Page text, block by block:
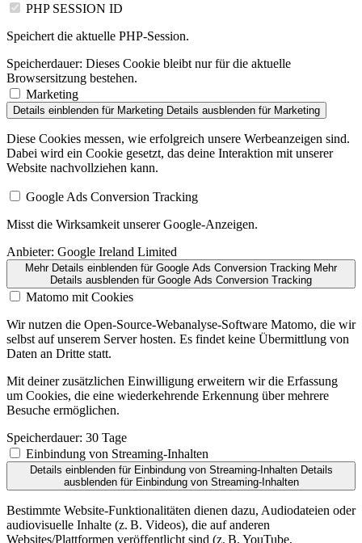
PHP SESSION ID
Speichert die aktuelle PHP-Session.
Speicherdauer: Dieses Cookie bleibt nur für die aktuelle
Browsersitzung bestehen.
Marketing
Details einblenden für Marketing Details ausblenden für Marketing
Diese Cookies messen, wie erfolgreich unsere Werbeanzeigen sind.
Dabei wird ein Cookie gesetzt, das deine Interaktion mit unserer
Website nachvollziehen kann.
Google Ads Conversion Tracking
Misst die Wirksamkeit unserer Google-Anzeigen.
Anbieter: Google Ireland Limited
Mehr Details einblenden für Google Ads Conversion Tracking Mehr
Details ausblenden für Google Ads Conversion Tracking
Matomo mit Cookies
Wir nutzen die Open-Source-Webanalyse-Software Matomo, die wir
selbst auf unserem Server hosten. Es findet keine Übermittlung von
Daten an Dritte statt.
Mit deiner zusätzlichen Einwilligung erweitern wir die Erfassung
um Cookies, die eine wiederkehrende Erkennung über mehrere
Besuche ermöglichen.
Speicherdauer: 30 Tage
Einbindung von Streaming-Inhalten
Details einblendenfür Einbindung von Streaming-Inhalten Details
ausblendenfür Einbindung von Streaming-Inhalten
Bestimmte Website-Funktionalitäten dienen dazu, Audiodateien oder
audiovisuelle Inhalte (z. B. Videos), die auf anderen
Websites/Plattformen veröffentlicht sind (z. B. YouTube,